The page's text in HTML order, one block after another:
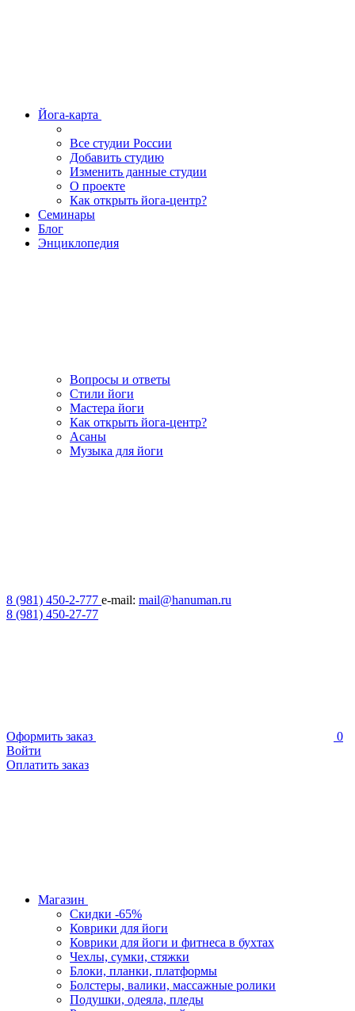
Йога-карта
Все студии России
Добавить студию
Изменить данные студии
О проекте
Как открыть йога-центр?
Семинары
Блог
Энциклопедия
Вопросы и ответы
Стили йоги
Мастера йоги
Как открыть йога-центр?
Асаны
Музыка для йоги
8 (981) 450-2-777 e-mail: mail@hanuman.ru
8 (981) 450-27-77
Оформить заказ
0
Войти
Оплатить заказ
Магазин
Скидки -65%
Коврики для йоги
Коврики для йоги и фитнеса в бухтах
Чехлы, сумки, стяжки
Блоки, планки, платформы
Болстеры, валики, массажные ролики
Подушки, одеяла, пледы